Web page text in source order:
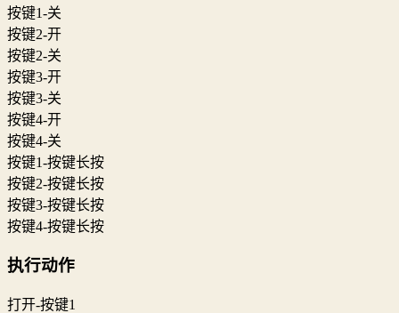
按键1-关
按键2-开
按键2-关
按键3-开
按键3-关
按键4-开
按键4-关
按键1-按键长按
按键2-按键长按
按键3-按键长按
按键4-按键长按
执行动作
打开-按键1